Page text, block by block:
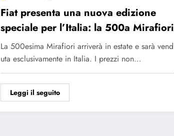
Fiat presenta una nuova edizione
speciale per l’Italia: la 500a Mirafiori
La 500esima Mirafiori arriverà in estate e sarà vend
uta esclusivamente in Italia. I prezzi non…
Leggi il seguito